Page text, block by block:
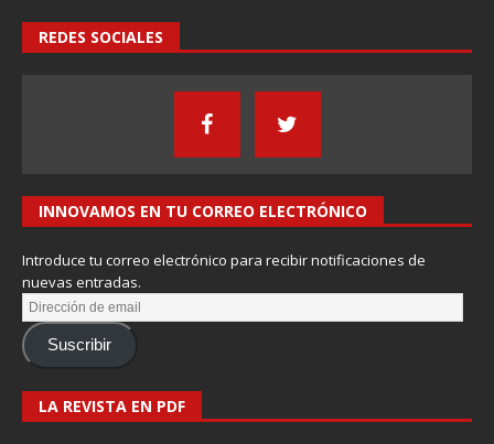
REDES SOCIALES
INNOVAMOS EN TU CORREO ELECTRÓNICO
Introduce tu correo electrónico para recibir notificaciones de
nuevas entradas.
Suscribir
LA REVISTA EN PDF